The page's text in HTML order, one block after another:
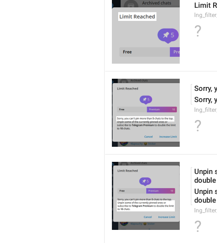
Limit
?
Sorry,
Sorry,
?
Unpin
Unpin
?